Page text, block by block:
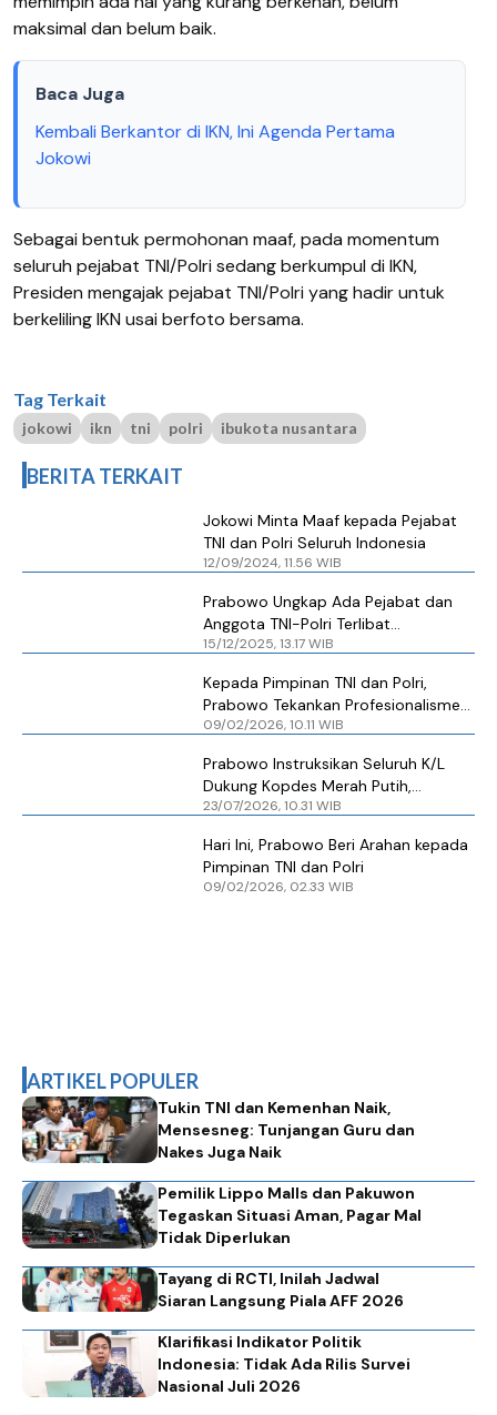
maksimal dan belum baik.
Baca Juga
Kembali Berkantor di IKN, Ini Agenda Pertama
Jokowi
Sebagai bentuk permohonan maaf, pada momentum
seluruh pejabat TNI/Polri sedang berkumpul di IKN,
Presiden mengajak pejabat TNI/Polri yang hadir untuk
berkeliling IKN usai berfoto bersama.
Tag Terkait
jokowi ikn tni polri ibukota nusantara
BERITA TERKAIT
Jokowi Minta Maaf kepada Pejabat
TNI dan Polri Seluruh Indonesia
12/09/2024, 11.56 WIB
Prabowo Ungkap Ada Pejabat dan
Anggota TNI-Polri Terlibat
Penyelundupan Timah
15/12/2025, 13.17 WIB
Kepada Pimpinan TNI dan Polri,
Prabowo Tekankan Profesionalisme
dan Persatuan
09/02/2026, 10.11 WIB
Prabowo Instruksikan Seluruh K/L
Dukung Kopdes Merah Putih,
Termasuk TNI dan Polri
23/07/2026, 10.31 WIB
Hari Ini, Prabowo Beri Arahan kepada
Pimpinan TNI dan Polri
09/02/2026, 02.33 WIB
ARTIKEL POPULER
Tukin TNI dan Kemenhan Naik,
Mensesneg: Tunjangan Guru dan
Nakes Juga Naik
Pemilik Lippo Malls dan Pakuwon
Tegaskan Situasi Aman, Pagar Mal
Tidak Diperlukan
Tayang di RCTI, Inilah Jadwal
Siaran Langsung Piala AFF 2026
Klarifikasi Indikator Politik
Indonesia: Tidak Ada Rilis Survei
Nasional Juli 2026